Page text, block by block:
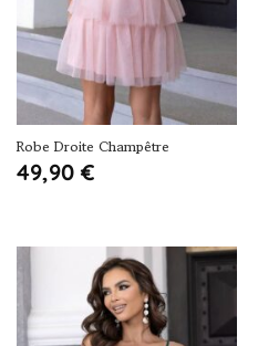
Robe Droite Champêtre
49,90 €